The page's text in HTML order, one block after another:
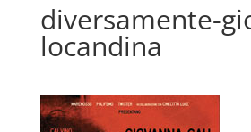
diversamente-
locandina